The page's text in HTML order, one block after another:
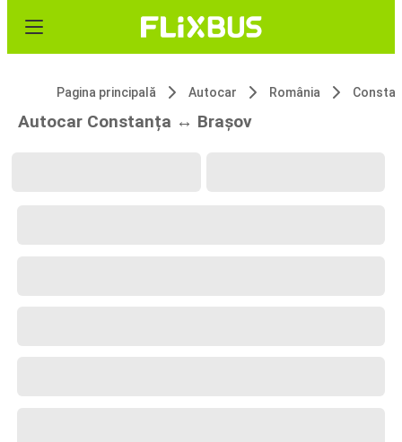
Pagina principală Autocar România
Autocar Constanța ↔ Brașov